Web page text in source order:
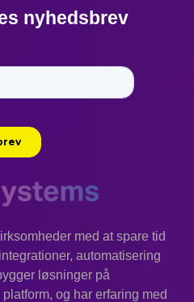
nyhedsbrev
med at spare tid
automatisering
løsninger på
og har erfaring med